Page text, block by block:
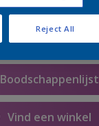
Boodschappenlijst
Vind een winkel
Reject All